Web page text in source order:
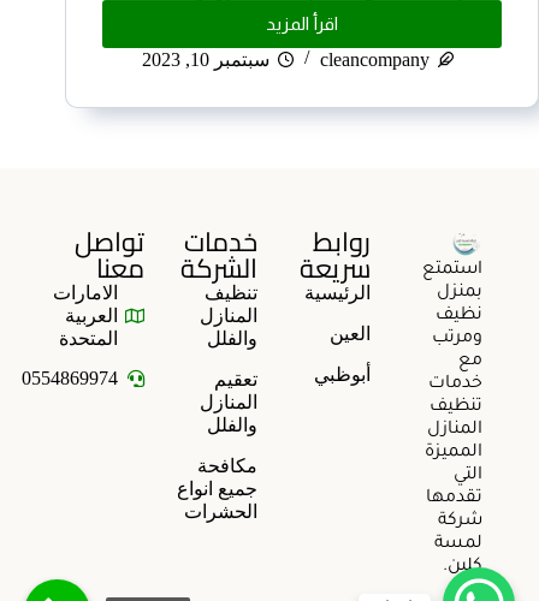
اقرأ المزيد
cleancompany
سبتمبر 10, 2023
استمتع
بمنزل
نظيف
ومرتب
مع
خدمات
تنظيف
المنازل
المميزة
التي
تقدمها
شركة
لمسة
كلين.
روابط
سريعة
الرئيسية
العين
أبوظبي
خدمات
الشركة
تنظيف
المنازل
والفلل
تعقيم
المنازل
والفلل
مكافحة
جميع انواع
الحشرات
تواصل
معناالامارات
العربية
المتحدة
0554869974